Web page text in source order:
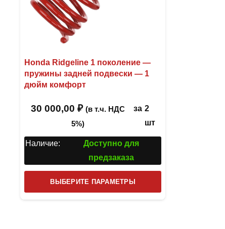
Honda Ridgeline 1 поколение —
пружины задней подвески — 1
дюйм комфорт
30 000,00 ₽ (в т.ч. НДС
5%)
за 2
шт
Наличие:
Доступно для
предзаказа
ВЫБЕРИТЕ ПАРАМЕТРЫ
товар